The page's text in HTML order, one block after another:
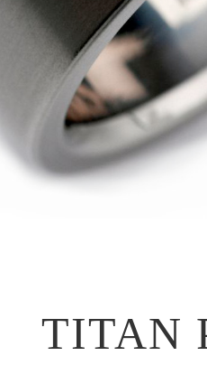
TITAN